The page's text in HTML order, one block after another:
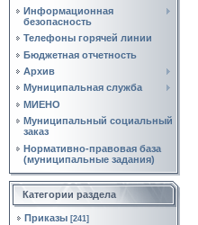
Информационная
безопасность
Телефоны горячей линии
Бюджетная отчетность
Архив
Муниципальная служба
МИЕНО
Муниципальный социальный
заказ
Нормативно‑правовая база
(муниципальные задания)
Категории раздела
Приказы [241]